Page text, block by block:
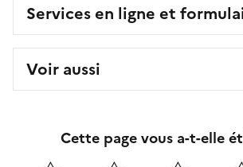
Services en ligne et
Voir aussi
Cette page vous a-t-elle